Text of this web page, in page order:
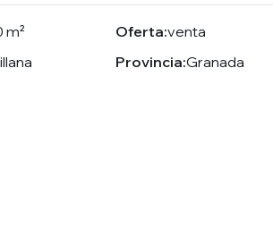
m² Oferta:venta
Provincia:Granada